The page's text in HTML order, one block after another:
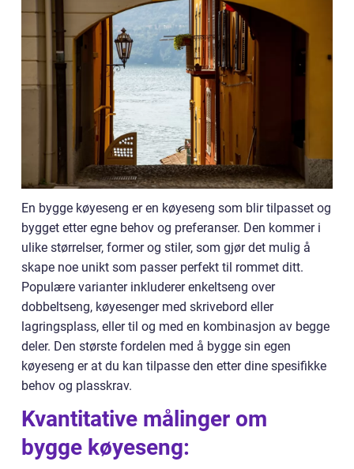
En bygge køyeseng er en køyeseng som blir tilpasset og
bygget etter egne behov og preferanser. Den kommer i
ulike størrelser, former og stiler, som gjør det mulig å
skape noe unikt som passer perfekt til rommet ditt.
Populære varianter inkluderer enkeltseng over
dobbeltseng, køyesenger med skrivebord eller
lagringsplass, eller til og med en kombinasjon av begge
deler. Den største fordelen med å bygge sin egen
køyeseng er at du kan tilpasse den etter dine spesifikke
behov og plasskrav.
Kvantitative målinger om
bygge køyeseng: